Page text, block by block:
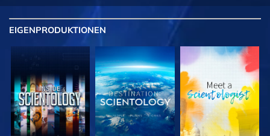
EIGENPRODUKTIONEN